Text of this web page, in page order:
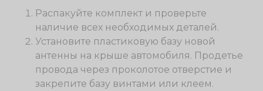
Распакуйте комплект и проверьте
наличие всех необходимых деталей.
Установите пластиковую базу новой
антенны на крыше автомобиля. Продетье
провода через проколотое отверстие и
закрепите базу винтами или клеем.